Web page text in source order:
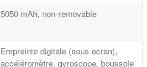
5050 mAh, non-removable
Empreinte digitale (sous ecran),
accéléromètre, gyroscope, boussole